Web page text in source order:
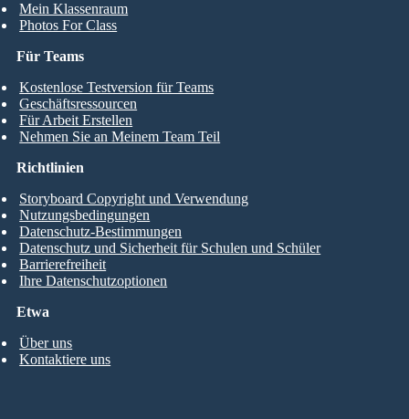
Mein Klassenraum
Photos For Class
Für Teams
Kostenlose Testversion für Teams
Geschäftsressourcen
Für Arbeit Erstellen
Nehmen Sie an Meinem Team Teil
Etwa
Über uns
Kontaktiere uns
Richtlinien
Storyboard Copyright und Verwendung
Nutzungsbedingungen
Datenschutz-Bestimmungen
Datenschutz und Sicherheit für Schulen und Schüler
Barrierefreiheit
Ihre Datenschutzoptionen